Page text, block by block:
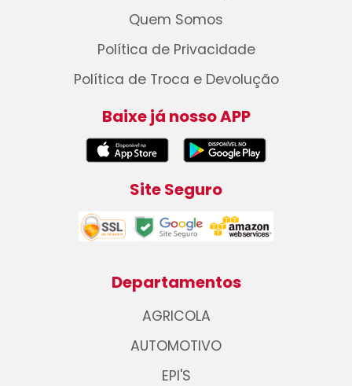
Quem Somos
Política de Privacidade
Política de Troca e Devolução
Baixe já nosso APP
Site Seguro
Departamentos
AGRICOLA
AUTOMOTIVO
EPI'S